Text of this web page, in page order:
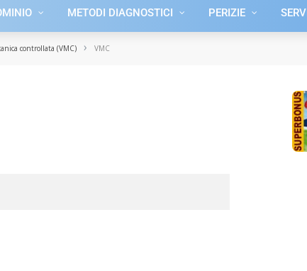
METODI DIAGNOSTICI PERIZIE
controllata (VMC) › VMC